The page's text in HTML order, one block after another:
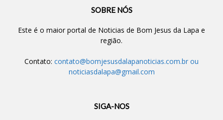
SOBRE NÓS
Este é o maior portal de Noticias de Bom Jesus da Lapa e
região.
Contato: contato@bomjesusdalapanoticias.com.br ou
noticiasdalapa@gmail.com
SIGA-NOS